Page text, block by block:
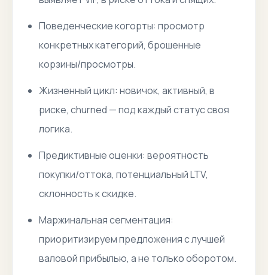
Поведенческие когорты: просмотр
конкретных категорий, брошенные
корзины/просмотры.
Жизненный цикл: новичок, активный, в
риске, churned — под каждый статус своя
логика.
Предиктивные оценки: вероятность
покупки/оттока, потенциальный LTV,
склонность к скидке.
Маржинальная сегментация:
приоритизируем предложения с лучшей
валовой прибылью, а не только оборотом.